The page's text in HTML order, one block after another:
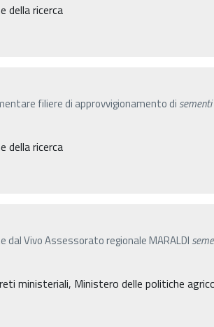
della ricerca
filiere di approvvigionamento di sementi
della ricerca
dal Vivo Assessorato regionale MARALDI
ministeriali, Ministero delle politiche